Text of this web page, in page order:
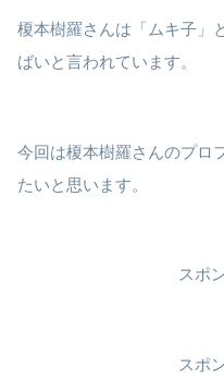
榎本樹羅さんは「ムキ子」
ばいと言われています。
今回は榎本樹羅さんのプロ
たいと思います。
スポ
スポ